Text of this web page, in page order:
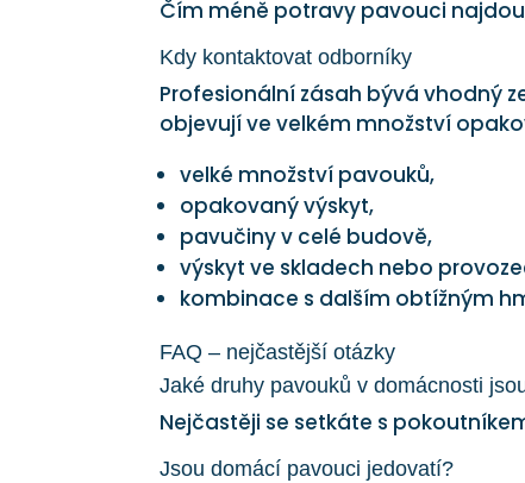
Čím méně potravy pavouci
Kdy kontaktovat odborníky
Profesionální zásah bývá vhodný
objevují ve velkém množství
velké množství pavouků,
opakovaný výskyt,
pavučiny v celé budově,
výskyt ve skladech nebo
kombinace s dalším obtížným
FAQ – nejčastější otázky
Jaké druhy pavouků v domácnosti
Nejčastěji se setkáte s
Jsou domácí pavouci jedovatí?